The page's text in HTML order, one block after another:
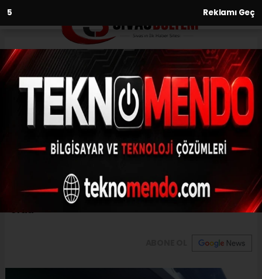
3 Reklamı Geç
Anasayfa
Kumruların yuvasını
yapmasına yardımcı oldu
YAŞAM
- 12:58
Kumruların yuvasını yapmasına yardımcı
oldu